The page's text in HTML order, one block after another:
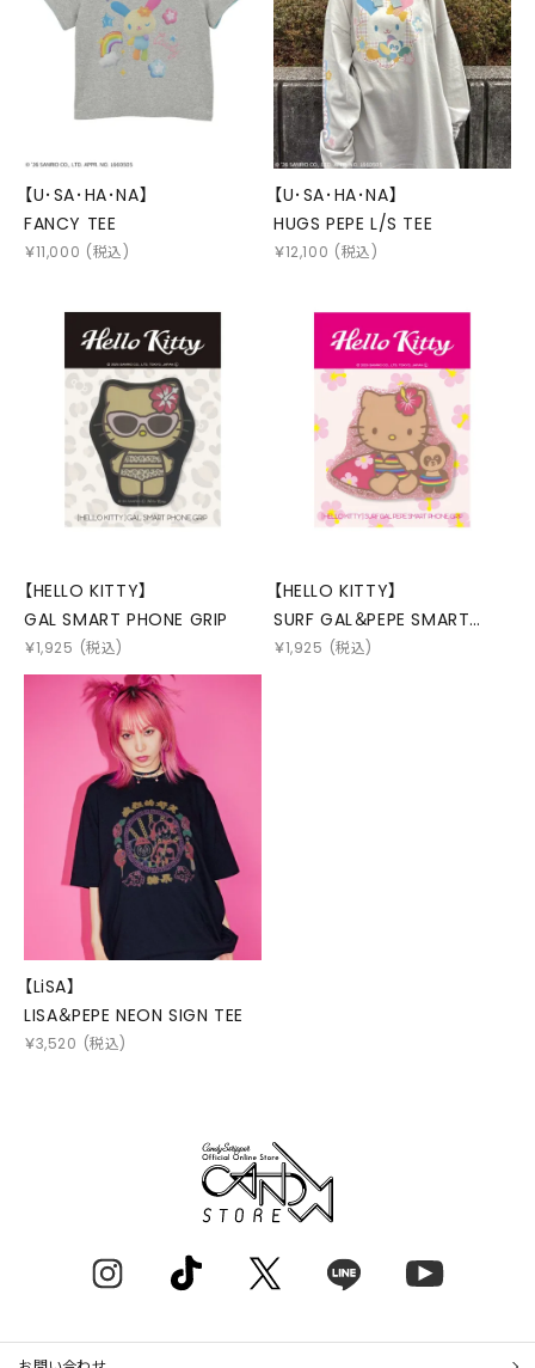
【U･SA･HA･NA】
FANCY TEE
￥11,000 (税込)
【U･SA･HA･NA】
HUGS PEPE L/S TEE
￥12,100 (税込)
【HELLO KITTY】
GAL SMART PHONE GRIP
￥1,925 (税込)
【HELLO KITTY】
SURF GAL＆PEPE SMART
PHONE GRIP
￥1,925 (税込)
【LiSA】
LISA＆PEPE NEON SIGN TEE
￥3,520 (税込)